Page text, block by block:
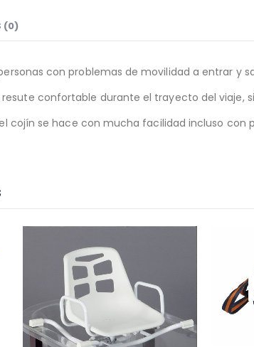
(0)
con problemas de movilidad a entrar y
confortable durante el trayecto del viaje,
cojín se hace con mucha facilidad incluso con